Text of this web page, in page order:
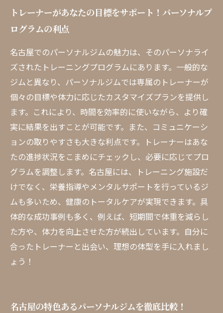
トレーナーがあなたの目標をサポート！パーソナルプ
ログラムの利点
名古屋でのパーソナルジムの魅力は、そのパーソナライ
ズされたトレーニングプログラムにあります。一般的な
ジムと異なり、パーソナルジムでは専属のトレーナーが
個々の目標や体力に応じたカスタマイズプランを提供し
ます。これにより、時間を効率的に使いながら、より確
実に結果を出すことが可能です。また、コミュニケーシ
ョンの取りやすさも大きな利点です。トレーナーはあな
たの進捗状況をこまめにチェックし、必要に応じてプロ
グラムを調整します。名古屋には、トレーニング施設だ
けでなく、栄養指導やメンタルサポートを行っているジ
ムも多いため、健康のトータルケアが実現できます。具
体的な成功事例も多く、例えば、短期間で体重を減らし
た方や、体力を向上させた方が続出しています。自分に
合ったトレーナーと出会い、理想の体型を手に入れまし
ょう！
名古屋の特色あるパーソナルジムを徹底比較！